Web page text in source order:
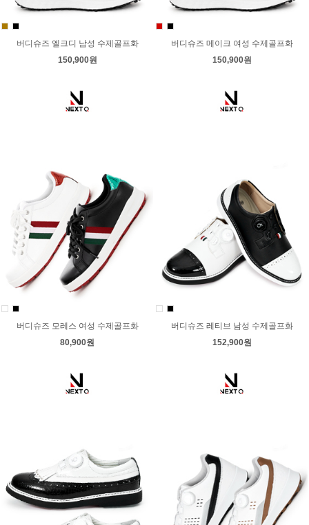
버디슈즈 엘크디 남성 수제골프화
150,900원
버디슈즈 메이크 여성 수제골프화
150,900원
버디슈즈 모레스 여성 수제골프화
80,900원
버디슈즈 레티브 남성 수제골프화
152,900원